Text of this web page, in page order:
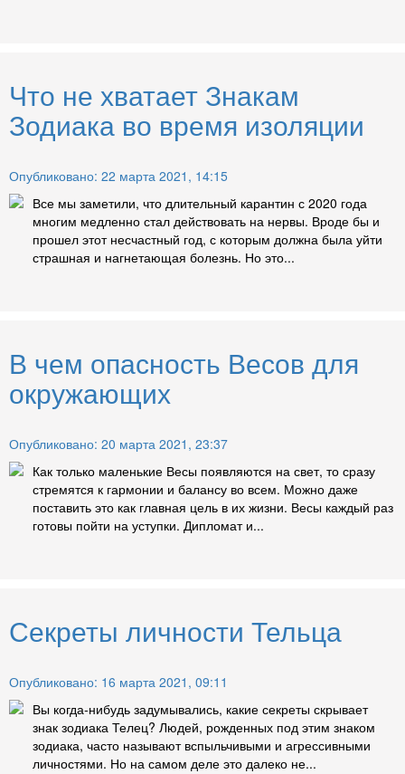
Что не хватает Знакам
Зодиака во время изоляции
Опубликовано: 22 марта 2021, 14:15
Все мы заметили, что длительный карантин с 2020 года
многим медленно стал действовать на нервы. Вроде бы и
прошел этот несчастный год, с которым должна была уйти
страшная и нагнетающая болезнь. Но это...
В чем опасность Весов для
окружающих
Опубликовано: 20 марта 2021, 23:37
Как только маленькие Весы появляются на свет, то сразу
стремятся к гармонии и балансу во всем. Можно даже
поставить это как главная цель в их жизни. Весы каждый раз
готовы пойти на уступки. Дипломат и...
Секреты личности Тельца
Опубликовано: 16 марта 2021, 09:11
Вы когда-нибудь задумывались, какие секреты скрывает
знак зодиака Телец? Людей, рожденных под этим знаком
зодиака, часто называют вспыльчивыми и агрессивными
личностями. Но на самом деле это далеко не...